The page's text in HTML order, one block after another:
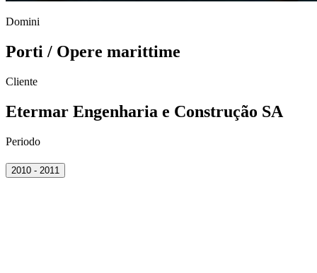
Domini
Porti / Opere marittime
Cliente
Etermar Engenharia e Construção SA
Periodo
2010 - 2011